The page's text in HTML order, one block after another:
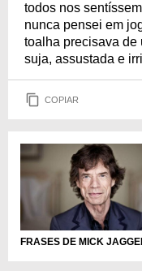
todos nos
nunca pensei em
toalha precisava de
suja, assustada e
COPIAR
FRASES DE MICK